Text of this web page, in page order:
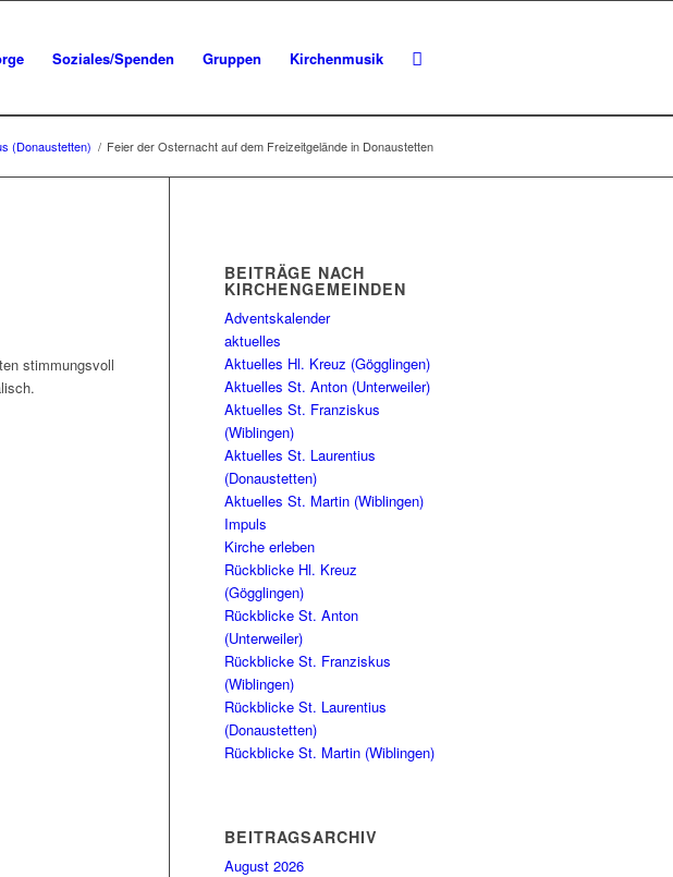
Soziales/Spenden Gruppen Kirchenmusik
(Donaustetten) / Feier der Osternacht auf dem Freizeitgelände in Donaustetten
stimmungsvoll
BEITRÄGE NACH
KIRCHENGEMEINDEN
Adventskalender
aktuelles
Aktuelles Hl. Kreuz (Gögglingen)
Aktuelles St. Anton (Unterweiler)
Aktuelles St. Franziskus
(Wiblingen)
Aktuelles St. Laurentius
(Donaustetten)
Aktuelles St. Martin (Wiblingen)
Impuls
Kirche erleben
Rückblicke Hl. Kreuz
(Gögglingen)
Rückblicke St. Anton
(Unterweiler)
Rückblicke St. Franziskus
(Wiblingen)
Rückblicke St. Laurentius
(Donaustetten)
Rückblicke St. Martin (Wiblingen)
BEITRAGSARCHIV
August 2026